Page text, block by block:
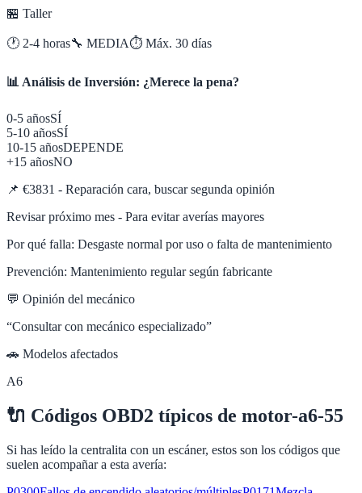
🏪 Taller
🕐 2-4 horas🔧 MEDIA⏱️ Máx. 30 días
📊 Análisis de Inversión: ¿Merece la pena?
0-5 añosSÍ
5-10 añosSÍ
10-15 añosDEPENDE
+15 añosNO
📌 €3831 - Reparación cara, buscar segunda opinión
Revisar próximo mes - Para evitar averías mayores
Por qué falla: Desgaste normal por uso o falta de mantenimiento
Prevención: Mantenimiento regular según fabricante
💬 Opinión del mecánico
“Consultar con mecánico especializado”
🚗 Modelos afectados
A6
🔌 Códigos OBD2 típicos de motor-a6-55
Si has leído la centralita con un escáner, estos son los códigos que
suelen acompañar a esta avería: